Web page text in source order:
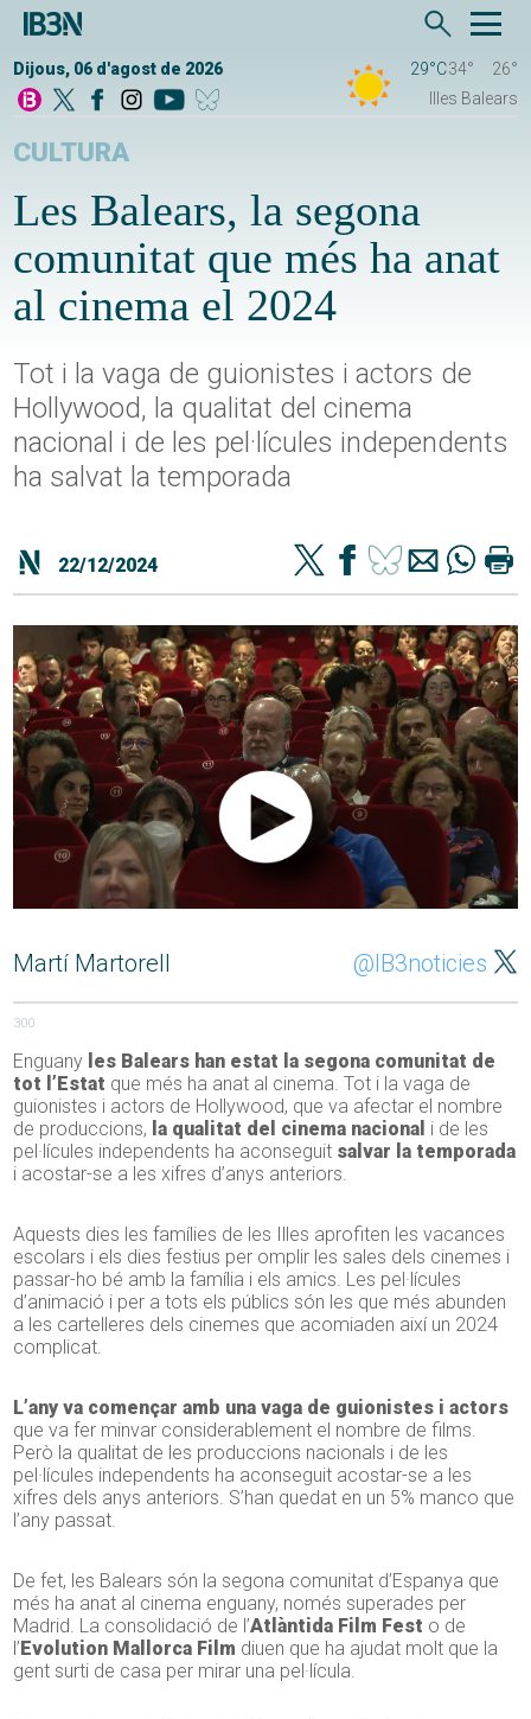
Dijous, 06 d'agost de 2026 29°C34°
26°
Illes Balears
CULTURA
Les Balears, la segona
comunitat que més ha anat
al cinema el 2024
Tot i la vaga de guionistes i actors de
Hollywood, la qualitat del cinema
nacional i de les pel·lícules independents
ha salvat la temporada
22/12/2024
Martí Martorell @IB3noticies
300
Enguany les Balears han estat la segona comunitat de
tot l’Estat que més ha anat al cinema. Tot i la vaga de
guionistes i actors de Hollywood, que va afectar el nombre
de produccions, la qualitat del cinema nacional i de les
pel·lícules independents ha aconseguit salvar la temporada
i acostar-se a les xifres d’anys anteriors.
Aquests dies les famílies de les Illes aprofiten les vacances
escolars i els dies festius per omplir les sales dels cinemes i
passar-ho bé amb la família i els amics. Les pel·lícules
d’animació i per a tots els públics són les que més abunden
a les cartelleres dels cinemes que acomiaden així un 2024
complicat.
L’any va començar amb una vaga de guionistes i actors
que va fer minvar considerablement el nombre de films.
Però la qualitat de les produccions nacionals i de les
pel·lícules independents ha aconseguit acostar-se a les
xifres dels anys anteriors. S’han quedat en un 5% manco que
l’any passat.
De fet, les Balears són la segona comunitat d’Espanya que
més ha anat al cinema enguany, només superades per
Madrid. La consolidació de l’Atlàntida Film Fest o de
l’ Evolution Mallorca Film diuen que ha ajudat molt que la
gent surti de casa per mirar una pel·lícula.